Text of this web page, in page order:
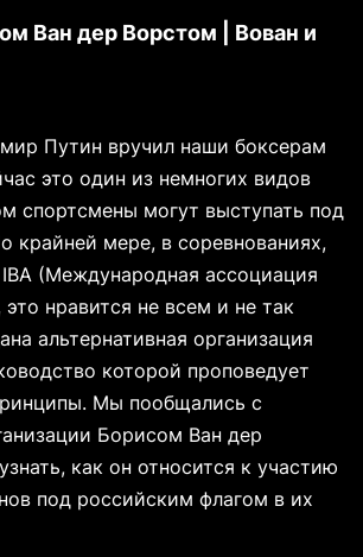
Ван дер Ворстом | Вован и
Путин вручил наши боксерам
это один из немногих видов
спортсмены могут выступать под
крайней мере, в соревнованиях,
(Международная ассоциация
нравится не всем и не так
альтернативная организация
которой проповедует
Мы пообщались с
Борисом Ван дер
как он относится к участию
под российским флагом в их